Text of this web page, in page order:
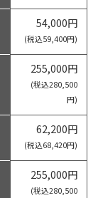
54,000円
(税込59,400円)
255,000円
(税込280,500
円)
62,200円
(税込68,420円)
255,000円
(税込280,500